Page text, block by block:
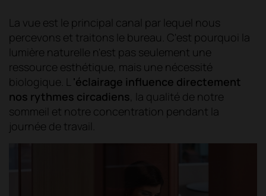
La vue est le principal canal par lequel nous
percevons et traitons le bureau. C'est pourquoi la
lumière naturelle n'est pas seulement une
ressource esthétique, mais une nécessité
biologique. L 'éclairage influence directement
nos rythmes circadiens , la qualité de notre
sommeil et notre concentration pendant la
journée de travail.